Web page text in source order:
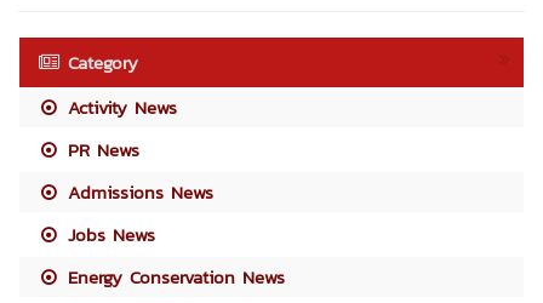
Category
Activity News
PR News
Admissions News
Jobs News
Energy Conservation News